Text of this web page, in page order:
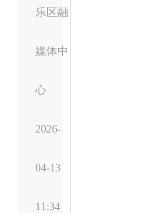
乐区融
媒体中
心
2026-
04-13
11:34